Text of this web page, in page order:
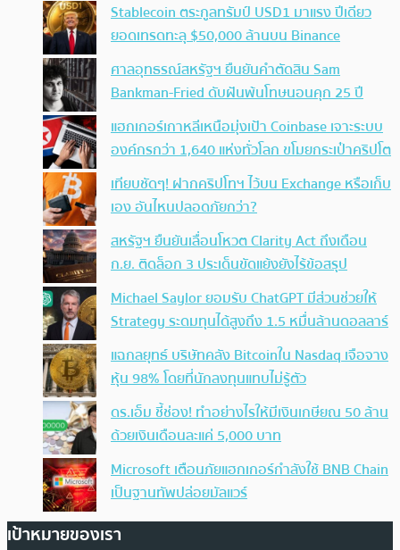
Stablecoin ตระกูลทรัมป์ USD1 มาแรง ปีเดียว
ยอดเทรดทะลุ $50,000 ล้านบน Binance
ศาลอุทธรณ์สหรัฐฯ ยืนยันคำตัดสิน Sam
Bankman-Fried ดับฝันพ้นโทษนอนคุก 25 ปี
แฮกเกอร์เกาหลีเหนือมุ่งเป้า Coinbase เจาะระบบ
องค์กรกว่า 1,640 แห่งทั่วโลก ขโมยกระเป๋าคริปโต
เทียบชัดๆ! ฝากคริปโทฯ ไว้บน Exchange หรือเก็บ
เอง อันไหนปลอดภัยกว่า?
สหรัฐฯ ยืนยันเลื่อนโหวต Clarity Act ถึงเดือน
ก.ย. ติดล็อก 3 ประเด็นขัดแย้งยังไร้ข้อสรุป
Michael Saylor ยอมรับ ChatGPT มีส่วนช่วยให้
Strategy ระดมทุนได้สูงถึง 1.5 หมื่นล้านดอลลาร์
แฉกลยุทธ์ บริษัทคลัง Bitcoinใน Nasdaq เจือจาง
หุ้น 98% โดยที่นักลงทุนแทบไม่รู้ตัว
ดร.เอ็ม ชี้ช่อง! ทำอย่างไรให้มีเงินเกษียณ 50 ล้าน
ด้วยเงินเดือนละแค่ 5,000 บาท
Microsoft เตือนภัยแฮกเกอร์กำลังใช้ BNB Chain
เป็นฐานทัพปล่อยมัลแวร์
เป้าหมายของเรา